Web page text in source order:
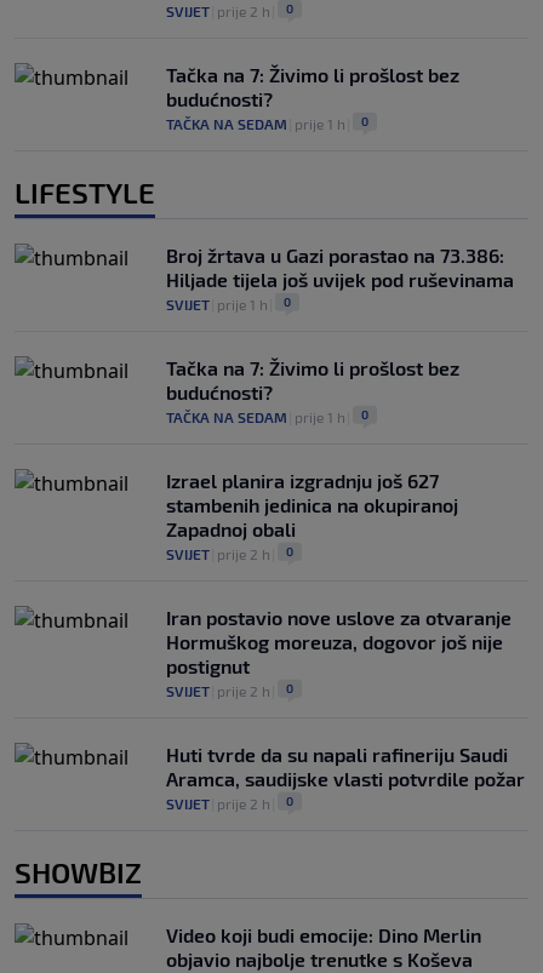
SVIJET prije 2 h 0
Tačka na 7: Živimo li prošlost bez
budućnosti?
TAČKA NA SEDAM prije 1 h 0
LIFESTYLE
Broj žrtava u Gazi porastao na 73.386:
Hiljade tijela još uvijek pod ruševinama
SVIJET prije 1 h 0
Tačka na 7: Živimo li prošlost bez
budućnosti?
TAČKA NA SEDAM prije 1 h 0
Izrael planira izgradnju još 627
stambenih jedinica na okupiranoj
Zapadnoj obali
SVIJET prije 2 h 0
Iran postavio nove uslove za otvaranje
Hormuškog moreuza, dogovor još nije
postignut
SVIJET prije 2 h 0
Huti tvrde da su napali rafineriju Saudi
Aramca, saudijske vlasti potvrdile požar
SVIJET prije 2 h 0
SHOWBIZ
Video koji budi emocije: Dino Merlin
objavio najbolje trenutke s Koševa